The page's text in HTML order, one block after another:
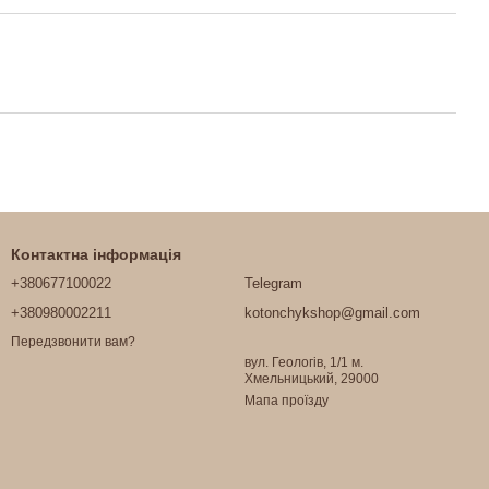
Контактна інформація
+380677100022
+380980002211
Передзвонити вам?
Telegram
kotonchykshop@gmail.com
вул. Геологів, 1/1 м.
Хмельницький, 29000
Мапа проїзду